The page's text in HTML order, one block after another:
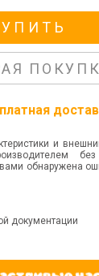
и
без
обнаружена
документации